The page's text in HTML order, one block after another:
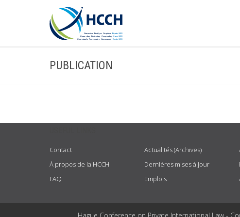
PUBLICATION
Contact
À propos de la HCCH
FAQ
Actualités (Archives)
Dernières mises à jour
Emplois